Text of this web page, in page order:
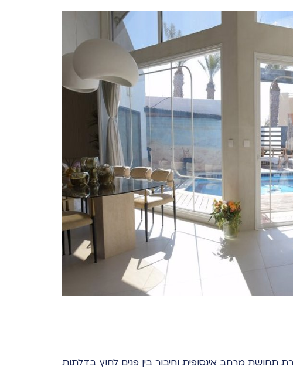
תחושת מרחב אינסופית וחיבור בין פנים לחוץ בדלתות